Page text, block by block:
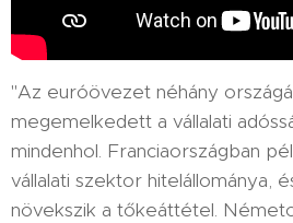
"Az euróövezet néhány
megemelkedett a vállalati
mindenhol. Franciaországban
vállalati szektor hitelállománya,
növekszik a tőkeáttétel.